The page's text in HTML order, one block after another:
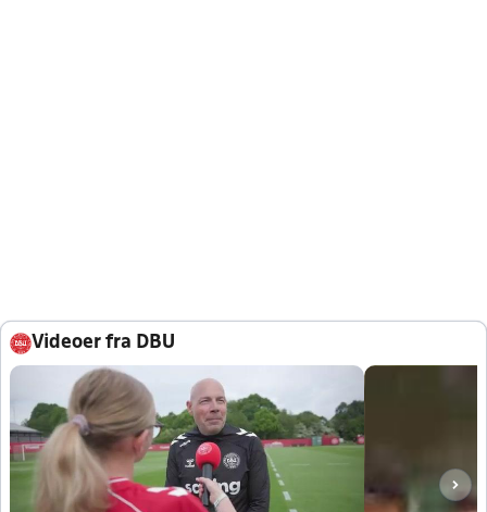
Videoer fra DBU